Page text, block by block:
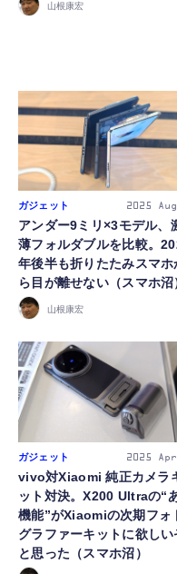
山根康宏
ガジェット 2025
アンダー9ミリ×3モデル、
薄フォルダブルを比較。
年後半も折りたたみスマホ
ら目が離せない（スマホ沼
山根康宏
ガジェット 2025
vivo対Xiaomi 純正カメラ
ット対決。X200 Ultraの“
機能”がXiaomiの次期フォ
グラファーキットに欲しい
と思った（スマホ沼）